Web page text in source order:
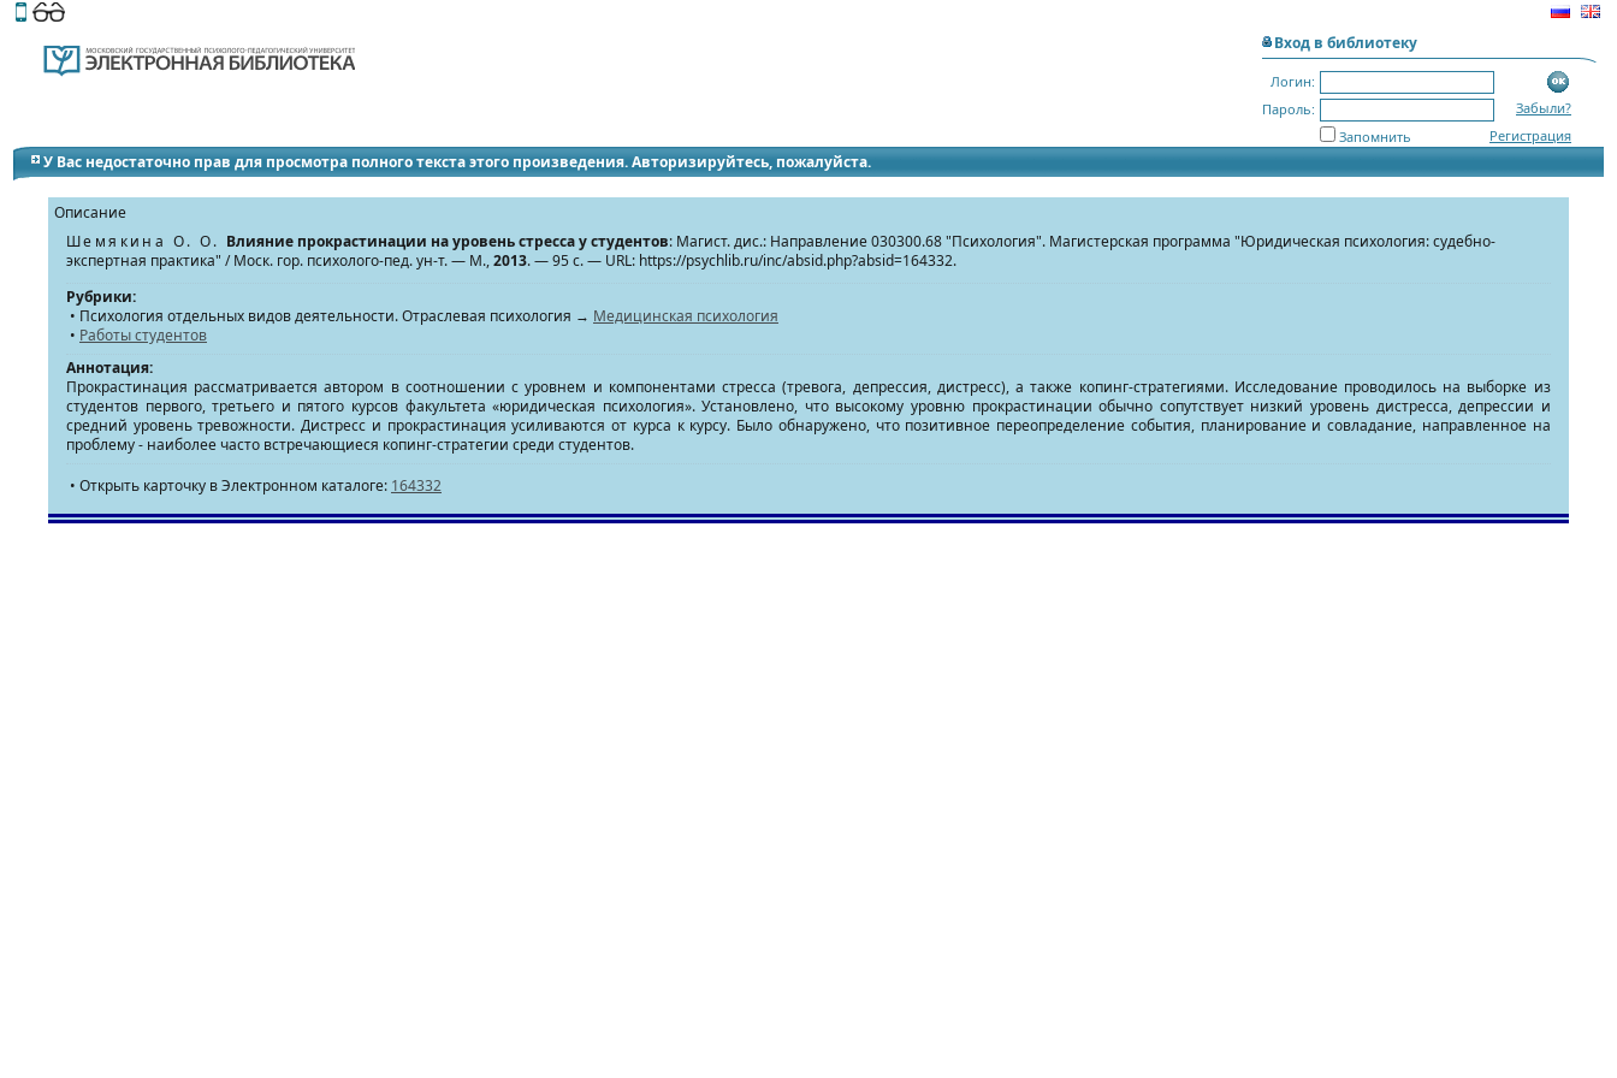
Этот сайт поддерживает
Вход в библиотеку
Логин:
Пароль:
Забыли?
Регистрация
Запомнить
У Вас недостаточно прав для просмотра полного текста этого произведения. Авторизируйтесь, пожалуйста.
Описание
Шемякина О. О. Влияние прокрастинации на уровень стресса у студентов: Магист. дис.: Направление 030300.68 "Психология". Магистерская программа "Юридическая психология: судебно-
экспертная практика" / Моск. гор. психолого-пед. ун-т. — М.,2013. — 95 с. — URL: https://psychlib.ru/inc/absid.php?absid=164332.
Рубрики:
• Психология отдельных видов деятельности. Отраслевая психология → Медицинская психология
• Работы студентов
Аннотация:
Прокрастинация рассматривается автором в соотношении с уровнем и компонентами стресса (тревога, депрессия, дистресс), а также копинг-стратегиями. Исследование проводилось на выборке из
студентов первого, третьего и пятого курсов факультета «юридическая психология». Установлено, что высокому уровню прокрастинации обычно сопутствует низкий уровень дистресса, депрессии и
средний уровень тревожности. Дистресс и прокрастинация усиливаются от курса к курсу. Было обнаружено, что позитивное переопределение события, планирование и совладание, направленное на
проблему - наиболее часто встречающиеся копинг-стратегии среди студентов.
• Открыть карточку в Электронном каталоге: 164332